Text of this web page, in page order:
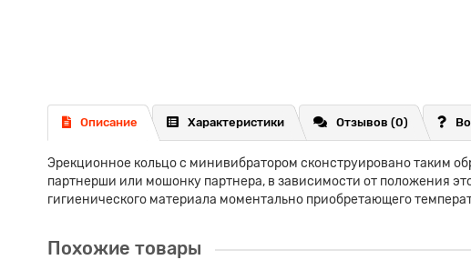
Описание Характеристики Отзывов (0)
Эрекционное кольцо с минивибратором сконструировано таким
партнерши или мошонку партнера, в зависимости от положения
гигиенического материала моментально приобретающего
Похожие товары